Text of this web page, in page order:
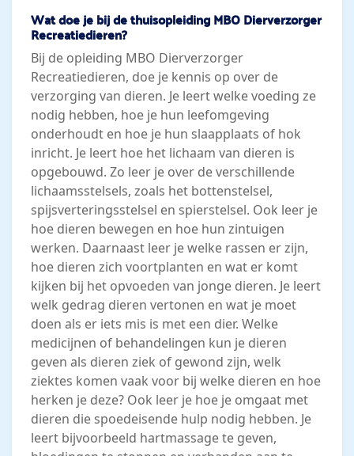
Wat doe je bij de thuisopleiding MBO Dierverzorger
Recreatiedieren?
Bij de opleiding MBO Dierverzorger
Recreatiedieren, doe je kennis op over de
verzorging van dieren. Je leert welke voeding ze
nodig hebben, hoe je hun leefomgeving
onderhoudt en hoe je hun slaapplaats of hok
inricht. Je leert hoe het lichaam van dieren is
opgebouwd. Zo leer je over de verschillende
lichaamsstelsels, zoals het bottenstelsel,
spijsverteringsstelsel en spierstelsel. Ook leer je
hoe dieren bewegen en hoe hun zintuigen
werken. Daarnaast leer je welke rassen er zijn,
hoe dieren zich voortplanten en wat er komt
kijken bij het opvoeden van jonge dieren. Je leert
welk gedrag dieren vertonen en wat je moet
doen als er iets mis is met een dier. Welke
medicijnen of behandelingen kun je dieren
geven als dieren ziek of gewond zijn, welk
ziektes komen vaak voor bij welke dieren en hoe
herken je deze? Ook leer je hoe je omgaat met
dieren die spoedeisende hulp nodig hebben. Je
leert bijvoorbeeld hartmassage te geven,